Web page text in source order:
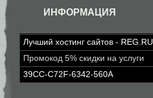
ИНФОРМАЦИЯ
Лучший хостинг сайтов - REG.RU
Промокод 5% скидки на услуги
39CC-C72F-6342-560A